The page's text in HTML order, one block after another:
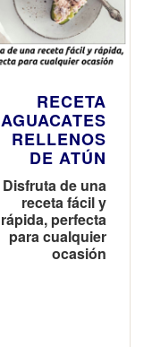
RECETA
AGUACATES
RELLENOS
DE ATÚN
Disfruta de una
receta fácil y
rápida, perfecta
para cualquier
ocasión